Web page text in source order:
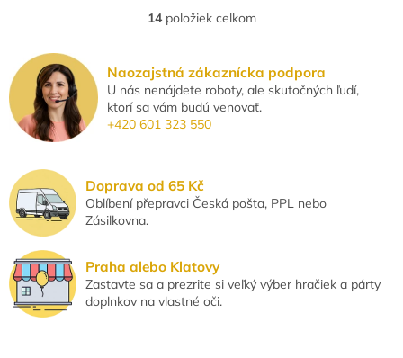
rychlovarné konvice (plastové,
poškození povrchu.
O
á
d
a
c
p
r
v
v
ý
p
14položiek celkom
Naozajstná zákaznícka podpora
U nás nenájdete roboty, ale skutočných ľudí,
ktorí sa vám budú venovať.
+420 601 323 550
Doprava od 65 Kč
Oblíbení přepravci Česká pošta, PPL nebo
Zásilkovna.
Praha alebo Klatovy
Zastavte sa a prezrite si veľký výber hračiek a párty
doplnkov na vlastné oči.